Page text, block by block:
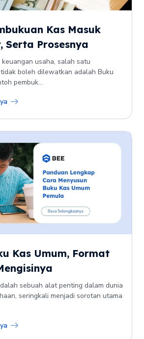
Kas Masuk
Serta Prosesnya
usaha, salah satu
boleh dilewatkan adalah Buku
pembuk...
Kas Umum, Format
sebuah alat penting dalam dunia
seringkali menjadi sorotan utama